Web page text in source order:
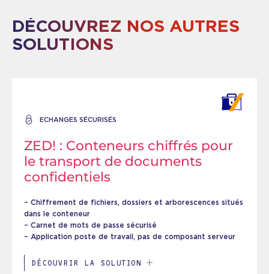
DÉCOUVREZ NOS AUTRES
SOLUTIONS
ECHANGES SÉCURISÉS
ZED! : Conteneurs chiffrés pour
le transport de documents
confidentiels
– Chiffrement de fichiers, dossiers et arborescences situés
dans le conteneur
– Carnet de mots de passe sécurisé
– Application poste de travail, pas de composant serveur
DÉCOUVRIR LA SOLUTION